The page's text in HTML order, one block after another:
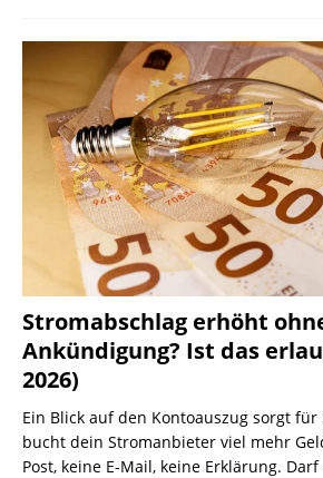
Stromabschlag erhöht
Ankündigung? Ist das
2026)
Ein Blick auf den Kontoauszug sorgt für
bucht dein Stromanbieter viel mehr
Post, keine E-Mail, keine Erklärung.